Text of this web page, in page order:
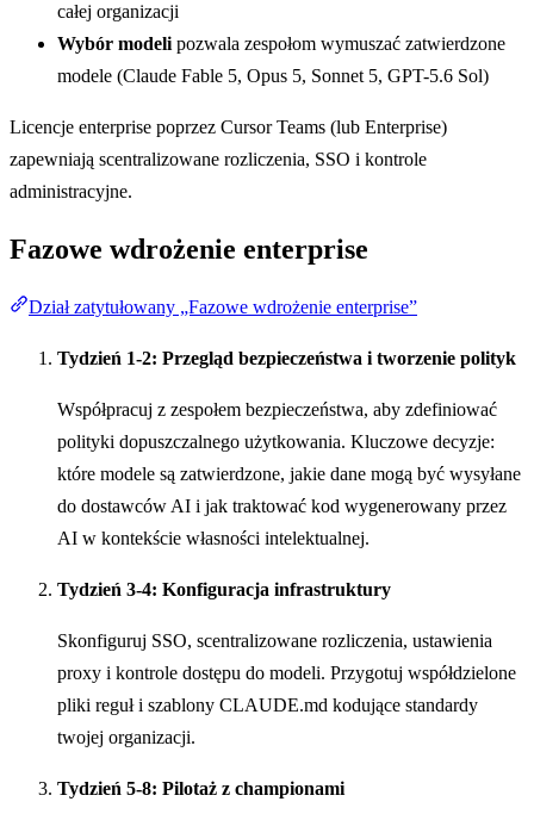
całej organizacji
Wybór modeli pozwala zespołom wymuszać zatwierdzone
modele (Claude Fable 5, Opus 5, Sonnet 5, GPT-5.6 Sol)
Licencje enterprise poprzez Cursor Teams (lub Enterprise)
zapewniają scentralizowane rozliczenia, SSO i kontrole
administracyjne.
Fazowe wdrożenie enterprise
Dział zatytułowany „Fazowe wdrożenie enterprise”
Tydzień 1-2: Przegląd bezpieczeństwa i tworzenie polityk
Współpracuj z zespołem bezpieczeństwa, aby zdefiniować
polityki dopuszczalnego użytkowania. Kluczowe decyzje:
które modele są zatwierdzone, jakie dane mogą być wysyłane
do dostawców AI i jak traktować kod wygenerowany przez
AI w kontekście własności intelektualnej.
Tydzień 3-4: Konfiguracja infrastruktury
Skonfiguruj SSO, scentralizowane rozliczenia, ustawienia
proxy i kontrole dostępu do modeli. Przygotuj współdzielone
pliki reguł i szablony CLAUDE.md kodujące standardy
twojej organizacji.
Tydzień 5-8: Pilotaż z championami